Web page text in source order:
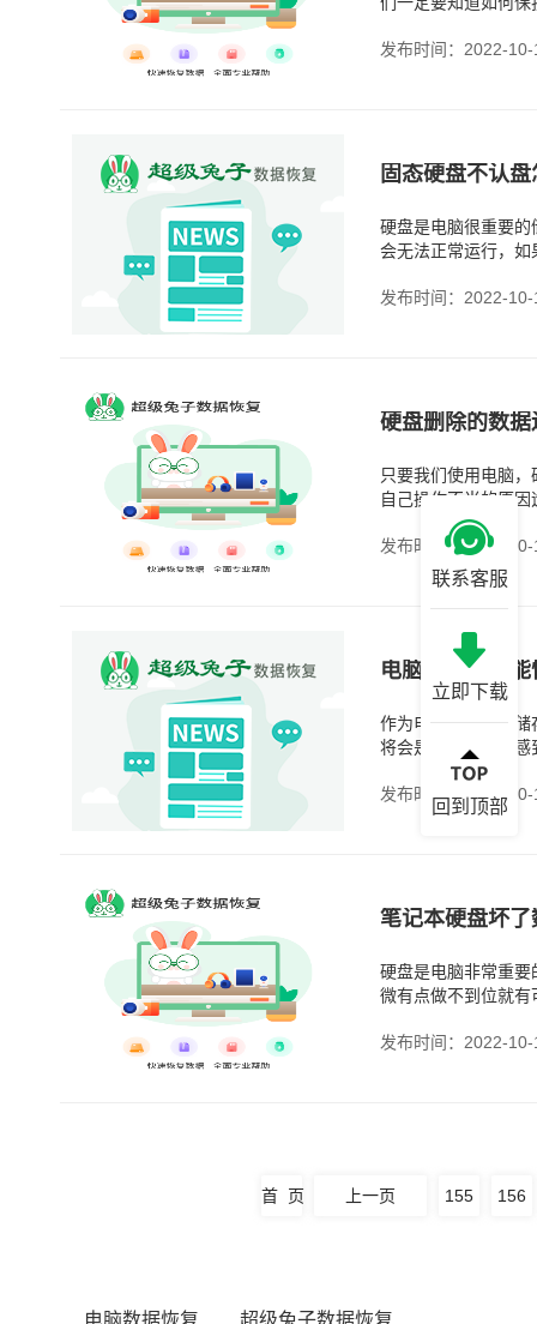
发布时间：2022-10-
固态硬盘不认
硬盘是电脑很重要
会无法正常运行，
发布时间：2022-10-
硬盘删除的数
只要我们使用电脑
自己操作不当的原
发布时间：2022-10-
电脑硬盘坏了
作为电脑最重要的
将会是让很多人都
发布时间：2022-10-
笔记本硬盘坏
硬盘是电脑非常重
微有点做不到位就
发布时间：2022-10-
首 页 上一页 155 156
电脑数据恢复 超级兔子数据恢复
联系客服
立即下载
回到顶部